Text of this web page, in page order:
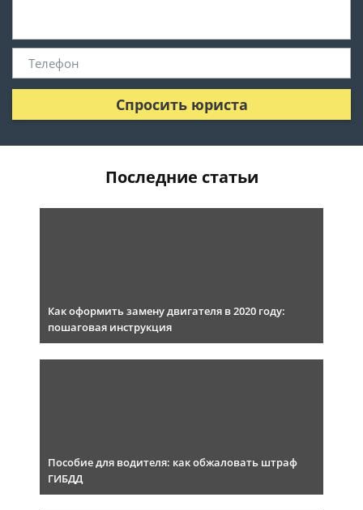
Спросить юриста
Последние статьи
Как оформить замену двигателя в 2020 году:
пошаговая инструкция
Пособие для водителя: как обжаловать штраф
ГИБДД